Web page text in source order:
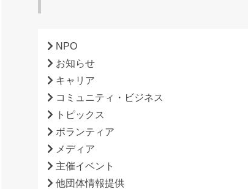
NPO
お知らせ
キャリア
コミュニティ・ビジネス
トピックス
ボランティア
メディア
主催イベント
他団体情報提供